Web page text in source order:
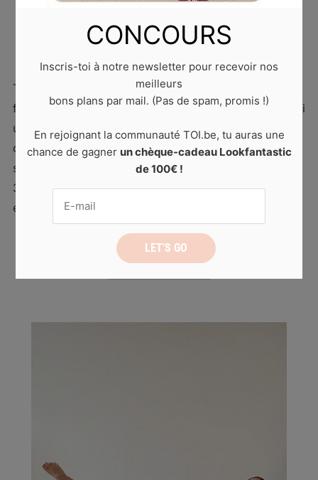
5 exercices pour des fesses galbées
5 juin 2023 Laura D.
Tu as toujours rêvé d’avoir des fesses rebondies et
fermes ? Il n’est jamais trop tard pour s’y mettre ! Voici
un petit programme composé de 5 exercices pour
obtenir des fesses galbées. Tiens pendant 30
secondes pour chaque exercice et fais des séries de
3, avec des pauses de 30 secondes entre les
enchaînements. #1 […]
READ MORE
CONCOURS
Inscris-toi à notre newsletter pour recevoir nos
meilleurs
bons plans par mail. (Pas de spam, promis !)
En rejoignant la communauté TOI.be, tu auras une
chance de gagner un chèque-cadeau Lookfantastic
de 100€ !